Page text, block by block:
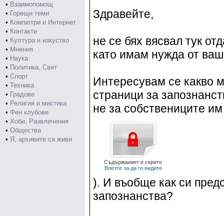
• Взаимопомощ
• Горещи теми
• Компютри и Интернет
• Контакти
• Култура и изкуство
• Мнения
• Наука
• Политика, Свят
• Спорт
• Техника
• Градове
• Религия и мистика
• Фен клубове
• Хоби, Развлечения
• Общества
• Я, архивите са живи
Здравейте,
не се бях вясвал тук
като имам нужда от
Интересувам се какво
страници за
не за собствениците им
Съдържаниет е скрито
Влезте за да го видите
). И въобще как си
запознанства?